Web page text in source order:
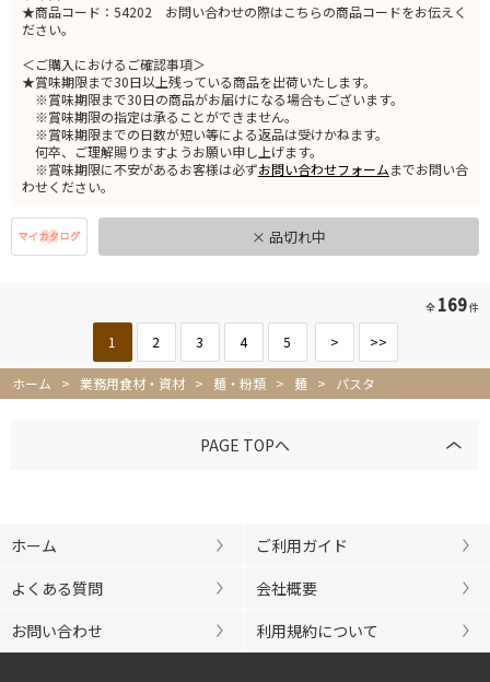
★商品コード：54202 お問い合わせの際はこちらの商品コードをお伝えく
ださい。
＜ご購入におけるご確認事項＞
★賞味期限まで30日以上残っている商品を出荷いたします。
※賞味期限まで30日の商品がお届けになる場合もございます。
※賞味期限の指定は承ることができません。
※賞味期限までの日数が短い等による返品は受けかねます。
何卒、ご理解賜りますようお願い申し上げます。
※賞味期限に不安があるお客様は必ずお問い合わせフォームまでお問い合
わせください。
× 品切れ中
全 169件
1 2 3 4 5 > >>
ホーム > 業務用食材・資材 > 麺・粉類 > 麺 > パスタ
PAGE TOPへ
ホーム
ご利用ガイド
よくある質問
会社概要
お問い合わせ
利用規約について